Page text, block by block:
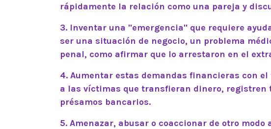
rápidamente la relación como una pareja y
3. Inventar una "emergencia" que requiere
ser una situación de negocio, un problema
penal, como afirmar que lo arrestaron en el
4. Aumentar estas demandas financieras con
a las víctimas que transfieran dinero, registren
présamos bancarios.
5. Amenazar, abusar o coaccionar de otro